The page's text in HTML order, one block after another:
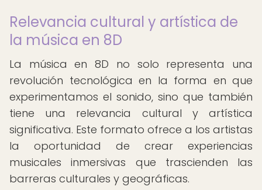
Relevancia cultural y artística de
la música en 8D
La música en 8D no solo representa una
revolución tecnológica en la forma en que
experimentamos el sonido, sino que también
tiene una relevancia cultural y artística
significativa. Este formato ofrece a los artistas
la oportunidad de crear experiencias
musicales inmersivas que trascienden las
barreras culturales y geográficas.